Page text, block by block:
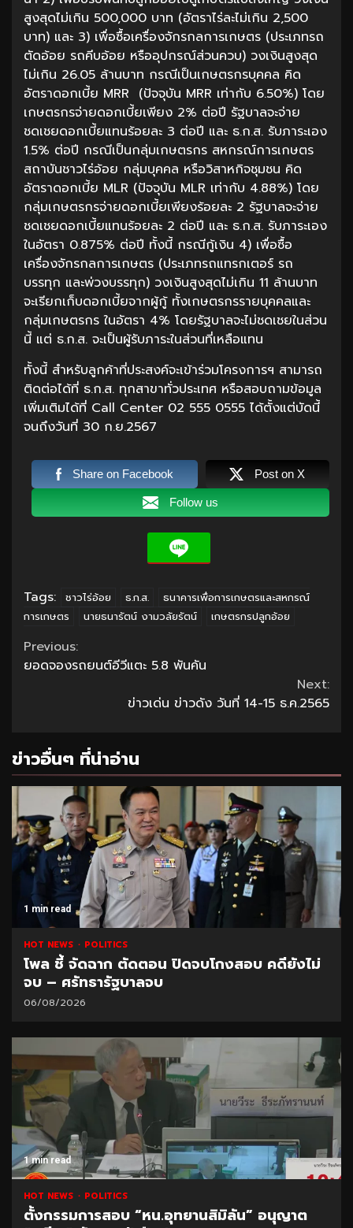
สูงสุดไม่เกิน 500,000 บาท (อัตราไร่ละไม่เกิน 2,500
บาท) และ 3) เพื่อซื้อเครื่องจักรกลการเกษตร (ประเภทรถ
ตัดอ้อย รถคีบอ้อย หรืออุปกรณ์ส่วนควบ) วงเงินสูงสุด
ไม่เกิน 26.05 ล้านบาท กรณีเป็นเกษตรกรบุคคล คิด
อัตราดอกเบี้ย MRR (ปัจจุบัน MRR เท่ากับ 6.50%) โดย
เกษตรกรจ่ายดอกเบี้ยเพียง 2% ต่อปี รัฐบาลจะจ่าย
ชดเชยดอกเบี้ยแทนร้อยละ 3 ต่อปี และ ธ.ก.ส. รับภาระเอง
1.5% ต่อปี กรณีเป็นกลุ่มเกษตรกร สหกรณ์การเกษตร
สถาบันชาวไร่อ้อย กลุ่มบุคคล หรือวิสาหกิจชุมชน คิด
อัตราดอกเบี้ย MLR (ปัจจุบัน MLR เท่ากับ 4.88%) โดย
กลุ่มเกษตรกรจ่ายดอกเบี้ยเพียงร้อยละ 2 รัฐบาลจะจ่าย
ชดเชยดอกเบี้ยแทนร้อยละ 2 ต่อปี และ ธ.ก.ส. รับภาระเอง
ในอัตรา 0.875% ต่อปี ทั้งนี้ กรณีกู้เงิน 4) เพื่อซื้อ
เครื่องจักรกลการเกษตร (ประเภทรถแทรกเตอร์ รถ
บรรทุก และพ่วงบรรทุก) วงเงินสูงสุดไม่เกิน 11 ล้านบาท
จะเรียกเก็บดอกเบี้ยจากผู้กู้ ทั้งเกษตรกรรายบุคคลและ
กลุ่มเกษตรกร ในอัตรา 4% โดยรัฐบาลจะไม่ชดเชยในส่วน
นี้ แต่ ธ.ก.ส. จะเป็นผู้รับภาระในส่วนที่เหลือแทน
ทั้งนี้ สำหรับลูกค้าที่ประสงค์จะเข้าร่วมโครงการฯ สามารถ
ติดต่อได้ที่ ธ.ก.ส. ทุกสาขาทั่วประเทศ หรือสอบถามข้อมูล
เพิ่มเติมได้ที่ Call Center 02 555 0555 ได้ตั้งแต่บัดนี้
จนถึงวันที่ 30 ก.ย.2567
Share on Facebook Post on X
Follow us
Tags: ชาวไร่อ้อย ธ.ก.ส.
ธนาคารเพื่อการเกษตรและสหกรณ์
การเกษตร
นายธนารัตน์ งามวลัยรัตน์ เกษตรกรปลูกอ้อย
Continue
Reading
Previous:
ยอดจองรถยนต์อีวีแตะ 5.8 พันคัน
Next:
ข่าวเด่น ข่าวดัง วันที่ 14-15 ธ.ค.2565
ข่าวอื่นๆ ที่น่าอ่าน
1 min read
HOT NEWS POLITICS
โพล ชี้ จัดฉาก ตัดตอน ปิดจบโกงสอบ คดียังไม่
จบ – ศรัทธารัฐบาลจบ
06/08/2026
1 min read
HOT NEWS POLITICS
ตั้งกรรมการสอบ “หน.อุทยานสิมิลัน” อนุญาต